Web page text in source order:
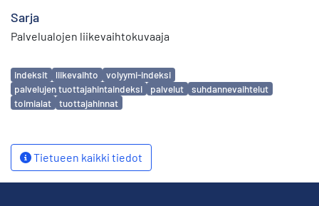
Sarja
Palvelualojen liikevaihtokuvaaja
Avainsanat
indeksit liikevaihto
volyymi-indeksi
palvelujen tuottajahintaindeksi
palvelut
suhdannevaihtelut
toimialat
tuottajahinnat
Tietueen kaikki tiedot